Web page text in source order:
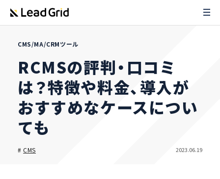
CMS/MA/CRMツール
RCMSの評判・口コミ
は？特徴や料金、導入が
おすすめなケースについ
ても
#CMS 2023.06.19